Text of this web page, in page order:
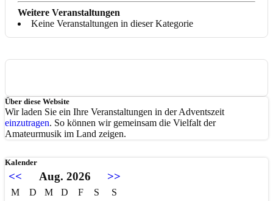
Weitere Veranstaltungen
Keine Veranstaltungen in dieser Kategorie
Über diese Website
Wir laden Sie ein Ihre Veranstaltungen in der Adventszeit
einzutragen. So können wir gemeinsam die Vielfalt der
Amateurmusik im Land zeigen.
Kalender
<< Aug. 2026 >>
M D M D F S
S